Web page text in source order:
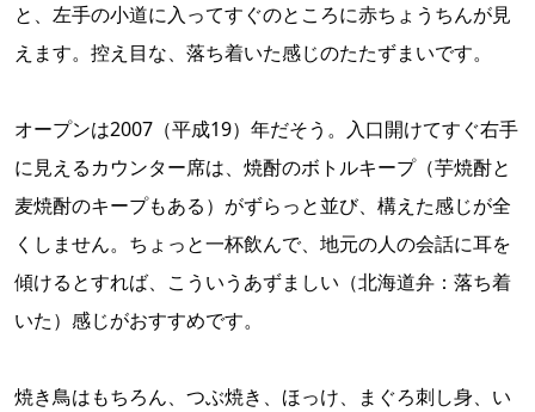
と、左手の小道に入ってすぐのところに赤ちょうちんが見
えます。控え目な、落ち着いた感じのたたずまいです。
オープンは2007（平成19）年だそう。入口開けてすぐ右手
に見えるカウンター席は、焼酎のボトルキープ（芋焼酎と
麦焼酎のキープもある）がずらっと並び、構えた感じが全
くしません。ちょっと一杯飲んで、地元の人の会話に耳を
傾けるとすれば、こういうあずましい（北海道弁：落ち着
いた）感じがおすすめです。
焼き鳥はもちろん、つぶ焼き、ほっけ、まぐろ刺し身、い